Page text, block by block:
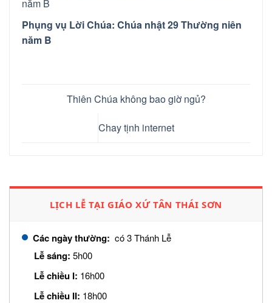
Phụng vụ Lời Chúa: Chúa nhật 29 Thường niên
năm B
Thiên Chúa không bao giờ ngủ?
Chay tịnh internet
LỊCH LỄ TẠI GIÁO XỨ TÂN THÁI SƠN
Các ngày thường: có 3 Thánh Lễ
Lễ sáng: 5h00
Lễ chiều I: 16h00
Lễ chiều II: 18h00